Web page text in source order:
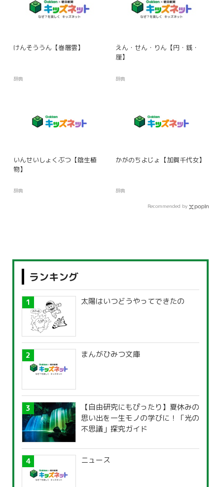
けんそううん【巻層雲】
辞典
えん・せん・りん【円・銭・
厘】
辞典
いんせいしょくぶつ【陰生植
物】
辞典
かがのちよじょ【加賀千代女】
辞典
Recommended by
ランキング
太陽はいつどうやってできたの
まんがひみつ文庫
【自由研究にもぴったり】夏休みの
思い出を一生モノの学びに！「光の
不思議」探究ガイド
ニュース